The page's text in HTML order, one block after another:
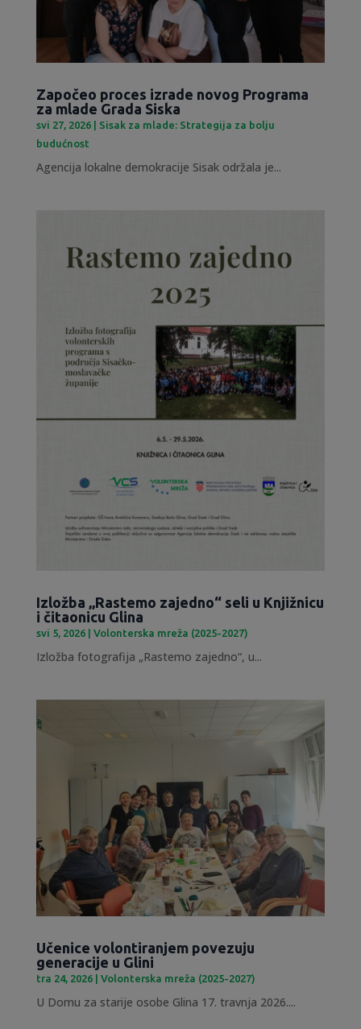
Započeo proces izrade novog Programa
za mlade Grada Siska
svi 27, 2026| Sisak za mlade: Strategija za bolju
budućnost
Agencija lokalne demokracije Sisak održala je...
Izložba „Rastemo zajedno“ seli u Knjižnicu
i čitaonicu Glina
svi 5, 2026| Volonterska mreža (2025-2027)
Izložba fotografija „Rastemo zajedno“, u...
Učenice volontiranjem povezuju
generacije u Glini
tra 24, 2026| Volonterska mreža (2025-2027)
U Domu za starije osobe Glina 17. travnja 2026....